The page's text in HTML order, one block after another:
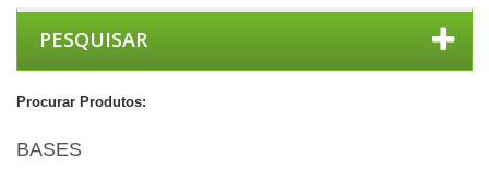
PESQUISAR
Procurar Produtos:
BASES